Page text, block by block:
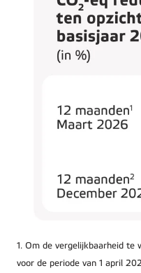
1. Om de vergelijkbaarheid te
voor de periode van 1 april